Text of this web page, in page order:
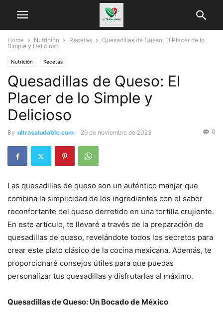
Home Nutrición Recetas
Quesadillas de Queso: El Placer de lo
Simple y Delicioso
Nutrición Recetas
Quesadillas de Queso: El
Placer de lo Simple y
Delicioso
By ultrasaludable.com - 26 de noviembre de 2023 0
Las quesadillas de queso son un auténtico manjar que
combina la simplicidad de los ingredientes con el sabor
reconfortante del queso derretido en una tortilla crujiente.
En este artículo, te llevaré a través de la preparación de
quesadillas de queso, revelándote todos los secretos para
crear este plato clásico de la cocina mexicana. Además, te
proporcionaré consejos útiles para que puedas
personalizar tus quesadillas y disfrutarlas al máximo.
Quesadillas de Queso: Un Bocado de México